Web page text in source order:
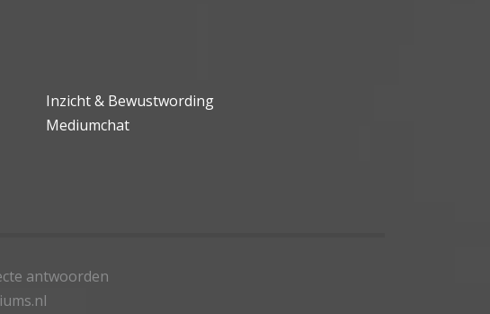
Inzicht & Bewustwording
Mediumchat
antwoorden